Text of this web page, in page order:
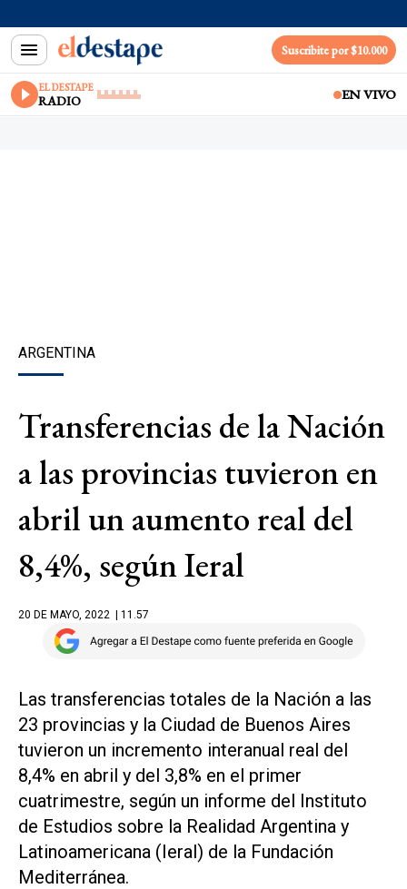
Suscribite por $10.000
EL DESTAPE
RADIO EN VIVO
ARGENTINA
Transferencias de la Nación
a las provincias tuvieron en
abril un aumento real del
8,4%, según Ieral
20 DE MAYO, 2022 | 11.57
Las transferencias totales de la Nación a las
23 provincias y la Ciudad de Buenos Aires
tuvieron un incremento interanual real del
8,4% en abril y del 3,8% en el primer
cuatrimestre, según un informe del Instituto
de Estudios sobre la Realidad Argentina y
Latinoamericana (Ieral) de la Fundación
Mediterránea.